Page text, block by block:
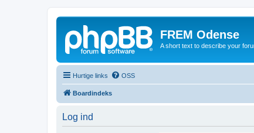
FREM Odense
A short text to describe your
Hurtige links OSS
Boardindeks
Log ind